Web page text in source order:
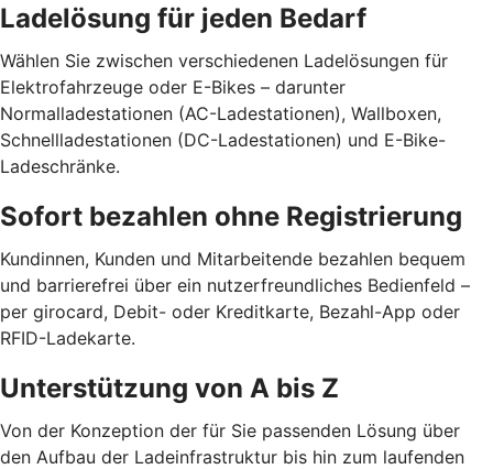
Ladelösung für jeden Bedarf
Wählen Sie zwischen verschiedenen Ladelösungen für
Elektrofahrzeuge oder E-Bikes – darunter
Normalladestationen (AC-Ladestationen), Wallboxen,
Schnellladestationen (DC-Ladestationen) und E-Bike-
Ladeschränke.
Sofort bezahlen ohne Registrierung
Kundinnen, Kunden und Mitarbeitende bezahlen bequem
und barrierefrei über ein nutzerfreundliches Bedienfeld –
per girocard, Debit- oder Kreditkarte, Bezahl-App oder
RFID-Ladekarte.
Unterstützung von A bis Z
Von der Konzeption der für Sie passenden Lösung über
den Aufbau der Ladeinfrastruktur bis hin zum laufenden